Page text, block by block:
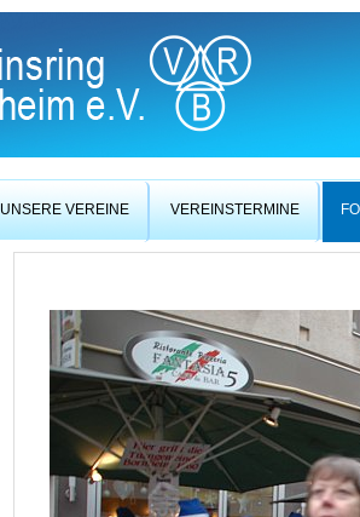
UNSERE VEREINE VEREINSTERMINE